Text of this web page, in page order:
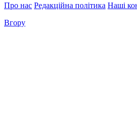
Про нас Редакційна політика Наші
Вгору